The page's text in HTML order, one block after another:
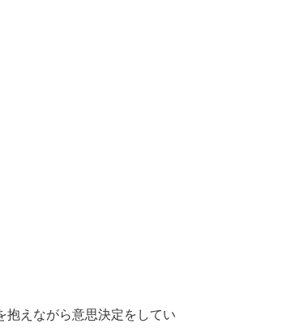
抱えながら意思決定をしてい